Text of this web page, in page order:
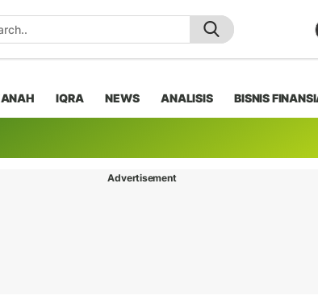
IQRA NEWS ANALISIS BISNIS
Advertisement